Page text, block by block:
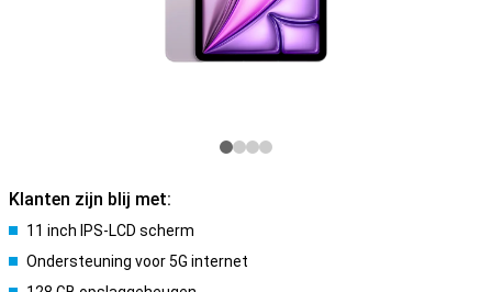
Klanten zijn blij met:
11 inch IPS-LCD scherm
Ondersteuning voor 5G internet